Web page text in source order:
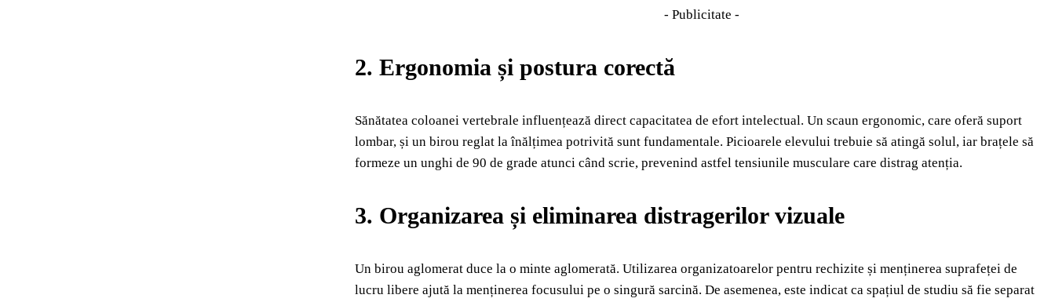
- Publicitate -
2. Ergonomia și postura corectă
Sănătatea coloanei vertebrale influențează direct capacitatea de efort intelectual. Un scaun ergonomic, care oferă suport
lombar, și un birou reglat la înălțimea potrivită sunt fundamentale. Picioarele elevului trebuie să atingă solul, iar brațele să
formeze un unghi de 90 de grade atunci când scrie, prevenind astfel tensiunile musculare care distrag atenția.
3. Organizarea și eliminarea distragerilor vizuale
Un birou aglomerat duce la o minte aglomerată. Utilizarea organizatoarelor pentru rechizite și menținerea suprafeței de
lucru libere ajută la menținerea focusului pe o singură sarcină. De asemenea, este indicat ca spațiul de studiu să fie separat